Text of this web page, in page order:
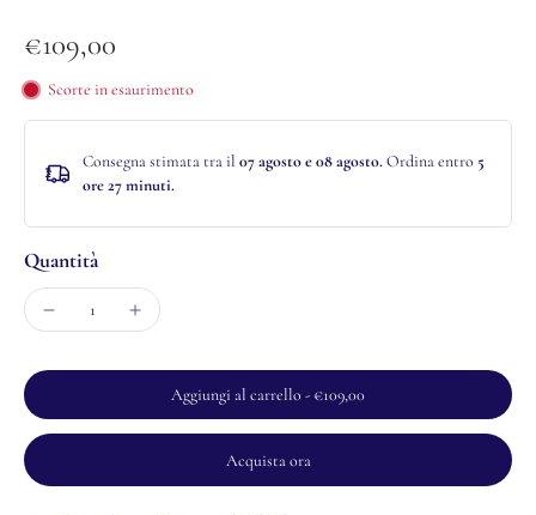
€109,00
Scorte in esaurimento
Consegna stimata tra il 07 agosto e 08 agosto.Ordina entro5
ore 27 minuti.
Quantità
Aggiungi al carrello-€109,00
Acquista ora